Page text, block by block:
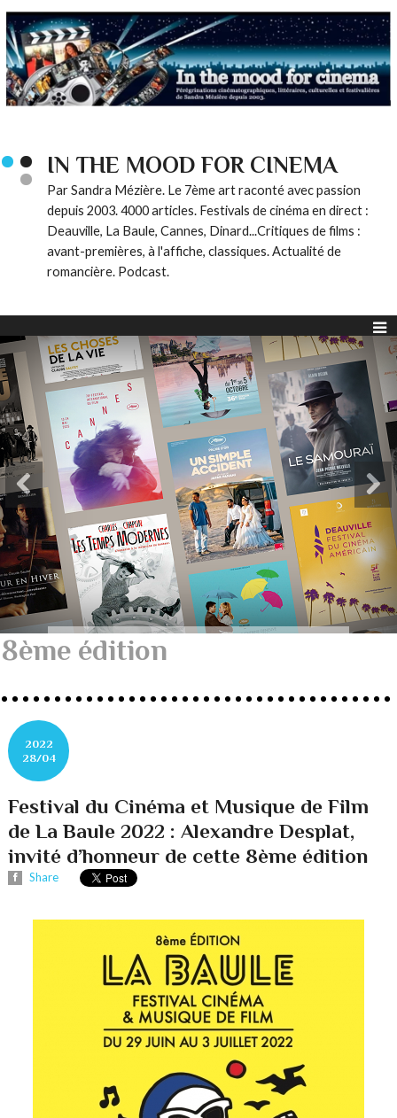
IN THE MOOD FOR CINEMA
Par Sandra Mézière. Le 7ème art raconté avec passion
depuis 2003. 4000 articles. Festivals de cinéma en direct :
Deauville, La Baule, Cannes, Dinard...Critiques de films :
avant-premières, à l'affiche, classiques. Actualité de
romancière. Podcast.
8ème édition
2022
28/04
Festival du Cinéma et Musique de Film
de La Baule 2022 : Alexandre Desplat,
invité d’honneur de cette 8ème édition
Share